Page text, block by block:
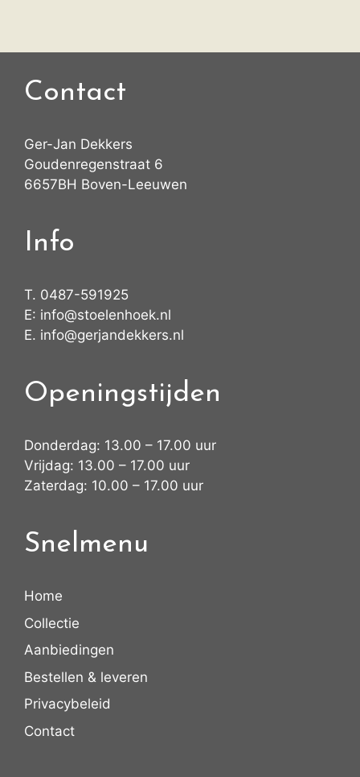
Contact
Ger-Jan Dekkers
Goudenregenstraat 6
6657BH Boven-Leeuwen
Info
T. 0487-591925
E: info@stoelenhoek.nl
E. info@gerjandekkers.nl
Openingstijden
Donderdag: 13.00 – 17.00 uur
Vrijdag: 13.00 – 17.00 uur
Zaterdag: 10.00 – 17.00 uur
Snelmenu
Home
Collectie
Aanbiedingen
Bestellen & leveren
Privacybeleid
Contact